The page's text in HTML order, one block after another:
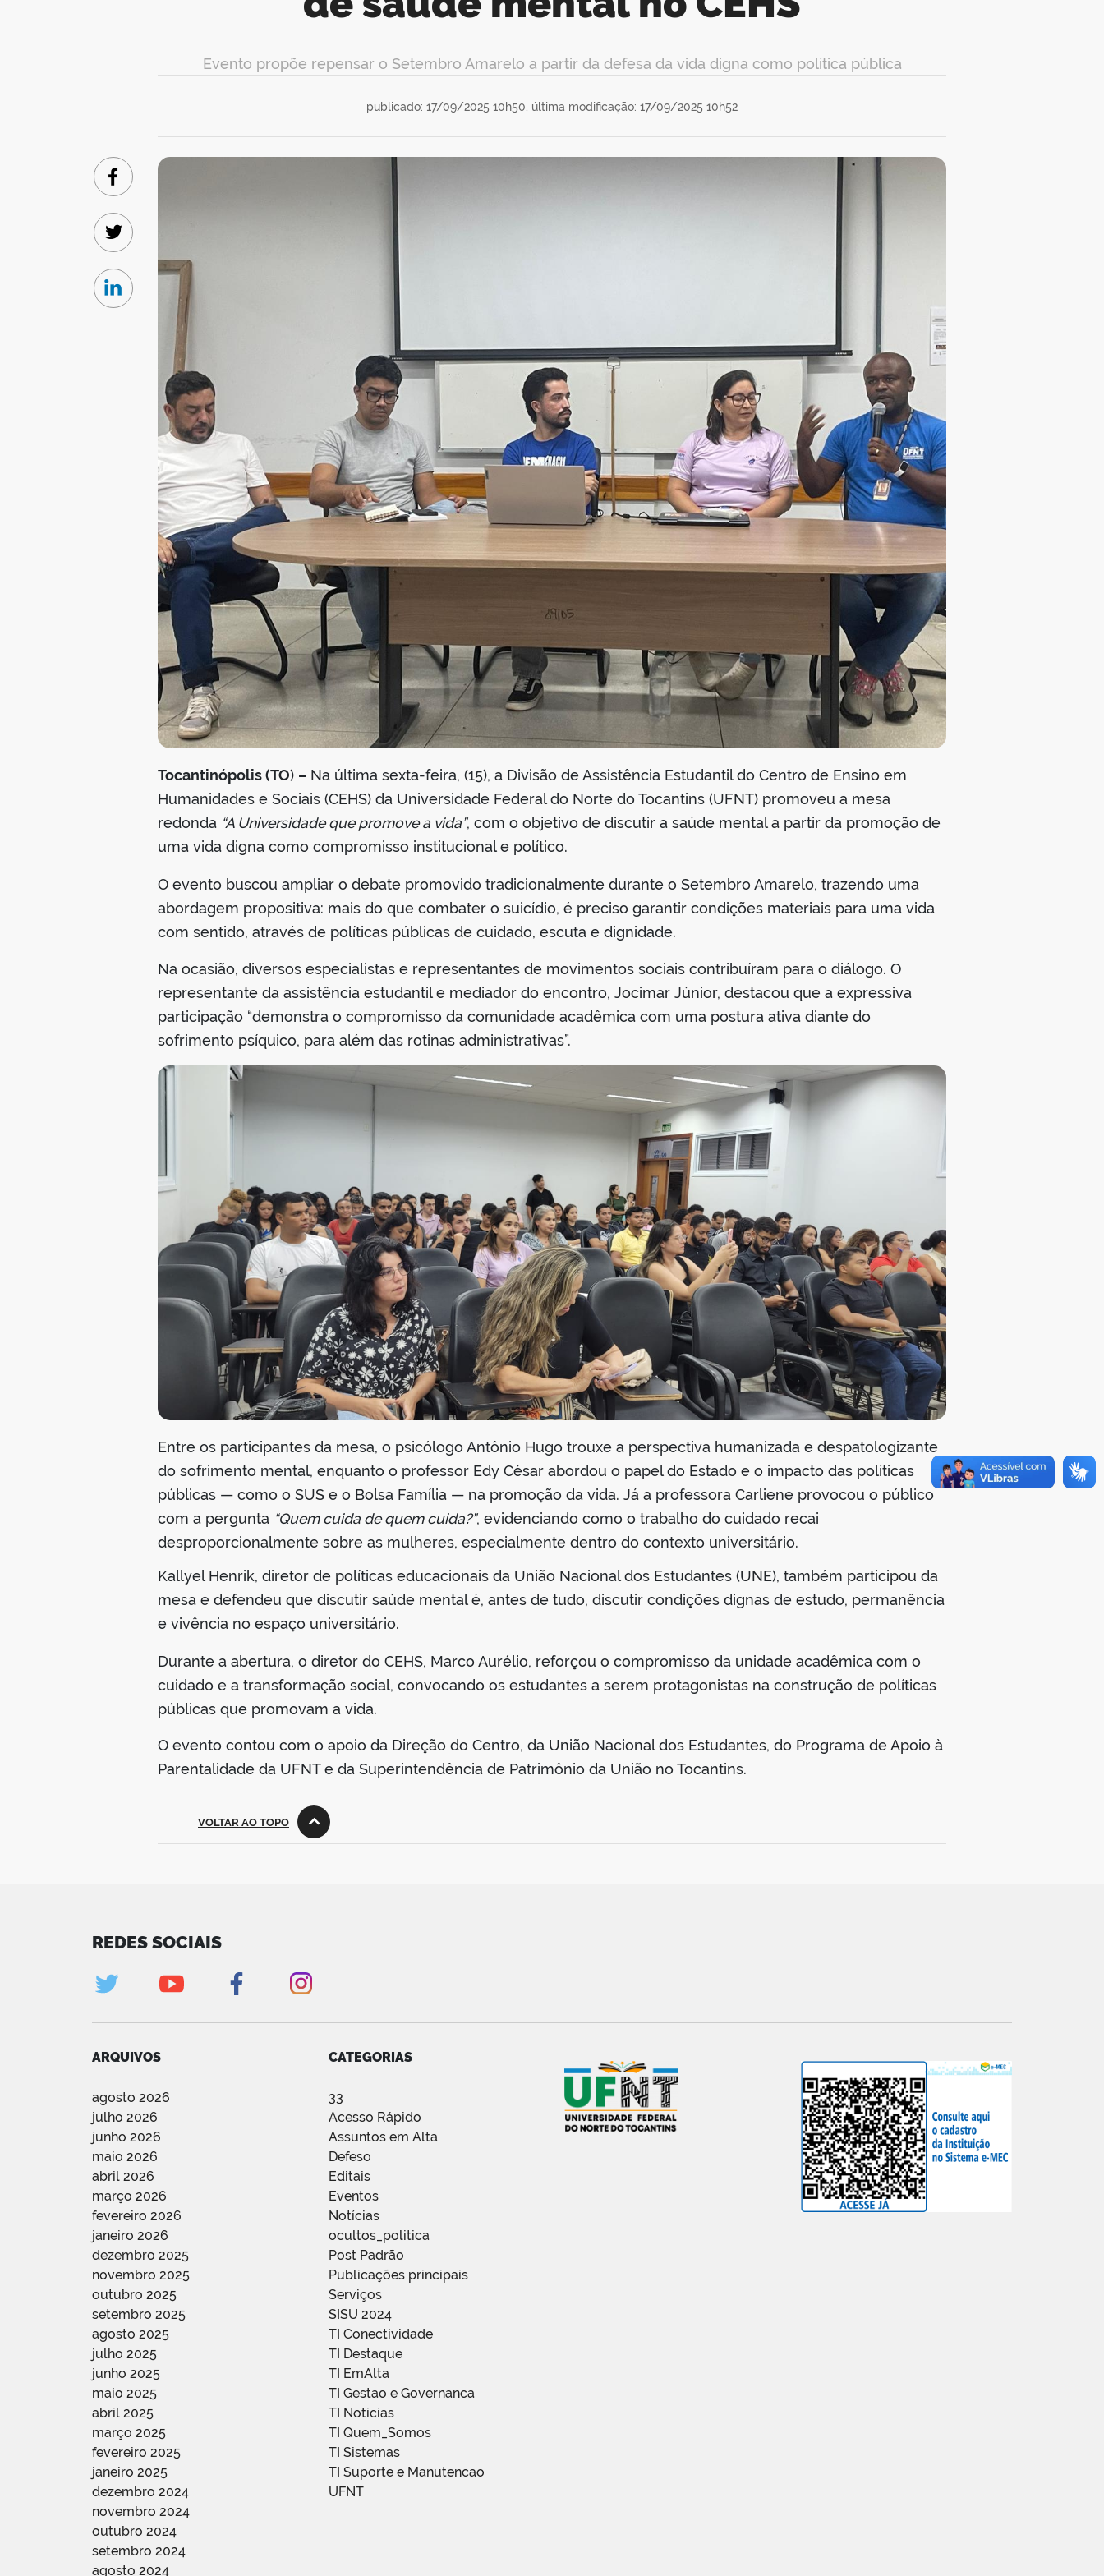
Evento propõe repensar o Setembro Amarelo a partir da defesa da vida digna como política pública
publicado: 17/09/2025 10h50, última modificação: 17/09/2025 10h52
Tocantinópolis (TO) – Na última sexta-feira, (15), a Divisão de Assistência Estudantil do Centro de Ensino em
Humanidades e Sociais (CEHS) da Universidade Federal do Norte do Tocantins (UFNT) promoveu a mesa
redonda “A Universidade que promove a vida”, com o objetivo de discutir a saúde mental a partir da promoção de
uma vida digna como compromisso institucional e político.
O evento buscou ampliar o debate promovido tradicionalmente durante o Setembro Amarelo, trazendo uma
abordagem propositiva: mais do que combater o suicídio, é preciso garantir condições materiais para uma vida
com sentido, através de políticas públicas de cuidado, escuta e dignidade.
Na ocasião, diversos especialistas e representantes de movimentos sociais contribuíram para o diálogo. O
representante da assistência estudantil e mediador do encontro, Jocimar Júnior, destacou que a expressiva
participação “demonstra o compromisso da comunidade acadêmica com uma postura ativa diante do
sofrimento psíquico, para além das rotinas administrativas”.
Entre os participantes da mesa, o psicólogo Antônio Hugo trouxe a perspectiva humanizada e despatologizante
do sofrimento mental, enquanto o professor Edy César abordou o papel do Estado e o impacto das políticas
públicas — como o SUS e o Bolsa Família — na promoção da vida. Já a professora Carliene provocou o público
com a pergunta “Quem cuida de quem cuida?”, evidenciando como o trabalho do cuidado recai
desproporcionalmente sobre as mulheres, especialmente dentro do contexto universitário.
Kallyel Henrik, diretor de políticas educacionais da União Nacional dos Estudantes (UNE), também participou da
mesa e defendeu que discutir saúde mental é, antes de tudo, discutir condições dignas de estudo, permanência
e vivência no espaço universitário.
Durante a abertura, o diretor do CEHS, Marco Aurélio, reforçou o compromisso da unidade acadêmica com o
cuidado e a transformação social, convocando os estudantes a serem protagonistas na construção de políticas
públicas que promovam a vida.
O evento contou com o apoio da Direção do Centro, da União Nacional dos Estudantes, do Programa de Apoio à
Parentalidade da UFNT e da Superintendência de Patrimônio da União no Tocantins.
Facebook
Twitter
Linkedin
VOLTAR AO TOPO
REDES SOCIAIS
ARQUIVOS
agosto 2026
julho 2026
junho 2026
maio 2026
abril 2026
março 2026
fevereiro 2026
janeiro 2026
dezembro 2025
novembro 2025
outubro 2025
setembro 2025
agosto 2025
julho 2025
junho 2025
maio 2025
abril 2025
março 2025
fevereiro 2025
janeiro 2025
dezembro 2024
novembro 2024
outubro 2024
setembro 2024
agosto 2024
CATEGORIAS
33
Acesso Rápido
Assuntos em Alta
Defeso
Editais
Eventos
Notícias
ocultos_politica
Post Padrão
Publicações principais
Serviços
SISU 2024
TI Conectividade
TI Destaque
TI EmAlta
TI Gestao e Governanca
TI Noticias
TI Quem_Somos
TI Sistemas
TI Suporte e Manutencao
UFNT